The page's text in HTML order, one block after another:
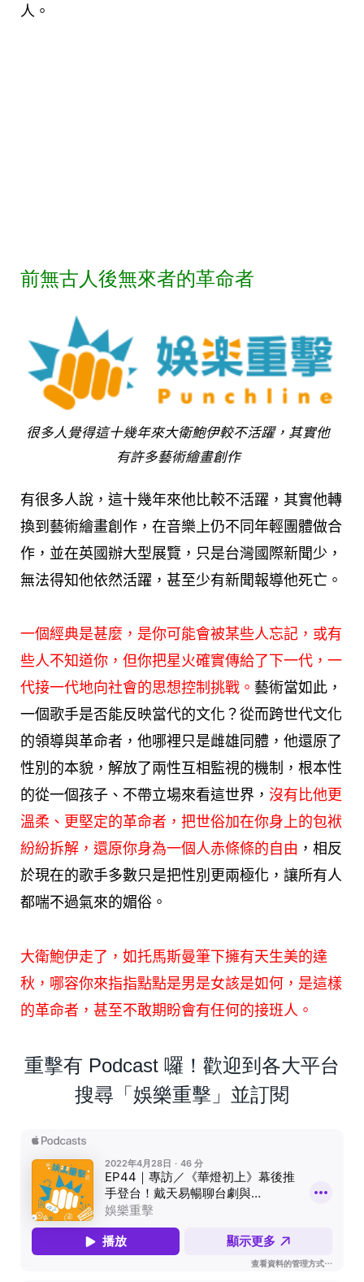
人。
前無古人後無來者的革命者
很多人覺得這十幾年來大衛鮑伊較不活躍，其實他
有許多藝術繪畫創作
有很多人說，這十幾年來他比較不活躍，其實他轉
換到藝術繪畫創作，在音樂上仍不同年輕團體做合
作，並在英國辦大型展覽，只是台灣國際新聞少，
無法得知他依然活躍，甚至少有新聞報導他死亡。
一個經典是甚麼，是你可能會被某些人忘記，或有
些人不知道你，但你把星火確實傳給了下一代，一
代接一代地向社會的思想控制挑戰。 藝術當如此，
一個歌手是否能反映當代的文化？從而跨世代文化
的領導與革命者，他哪裡只是雌雄同體，他還原了
性別的本貌，解放了兩性互相監視的機制，根本性
的從一個孩子、不帶立場來看這世界， 沒有比他更
溫柔、更堅定的革命者，把世俗加在你身上的包袱
紛紛拆解，還原你身為一個人赤條條的自由 ，相反
於現在的歌手多數只是把性別更兩極化，讓所有人
都喘不過氣來的媚俗。
大衛鮑伊走了，如托馬斯曼筆下擁有天生美的達
秋，哪容你來指指點點是男是女該是如何，是這樣
的革命者，甚至不敢期盼會有任何的接班人。
重擊有 Podcast 囉！歡迎到各大平台
搜尋「娛樂重擊」並訂閱